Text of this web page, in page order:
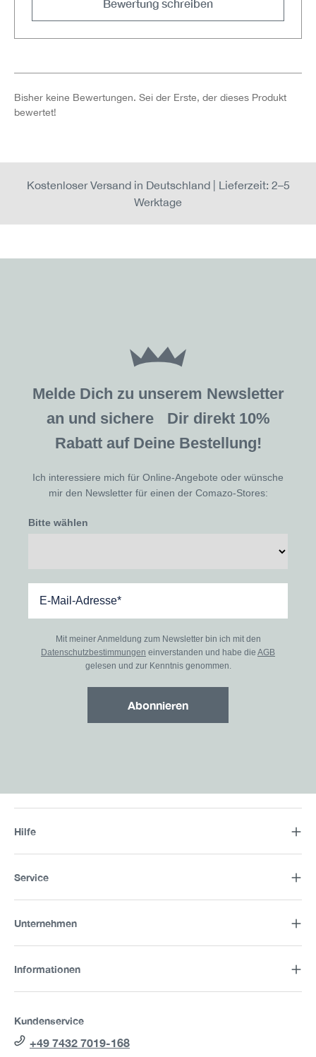
Bewertung schreiben
Bisher keine Bewertungen. Sei der Erste, der dieses Produkt
bewertet!
Kostenloser Versand in Deutschland | Lieferzeit: 2–5
Werktage
Melde Dich zu unserem Newsletter
an und sichere Dir direkt 10%
Rabatt auf Deine Bestellung!
Ich interessiere mich für Online-Angebote oder wünsche
mir den Newsletter für einen der Comazo-Stores:
Bitte wählen
Mit meiner Anmeldung zum Newsletter bin ich mit den
Datenschutzbestimmungen einverstanden und habe die AGB
gelesen und zur Kenntnis genommen.
Abonnieren
Hilfe
Service
Unternehmen
Informationen
Kundenservice
+49 7432 7019-168